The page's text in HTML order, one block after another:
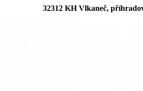
32312 KH Vlkaneč,